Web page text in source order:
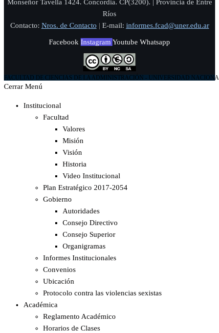
Monseñor Tavella 1424. Concordia. CP(3200). | Provincia de Entre
Ríos
Contacto: Nros. de Contacto | E-mail: informes.fcad@uner.edu.ar
Facebook Instagram Youtube Whatsapp
FACULTAD DE CIENCIAS DE LA ADMINISTRACIÓN - UNIVERSIDAD
Cerrar Menú
Institucional
Facultad
Valores
Misión
Visión
Historia
Video Institucional
Plan Estratégico 2017-2054
Gobierno
Autoridades
Consejo Directivo
Consejo Superior
Organigramas
Informes Institucionales
Convenios
Ubicación
Protocolo contra las violencias sexistas
Académica
Reglamento Académico
Horarios de Clases